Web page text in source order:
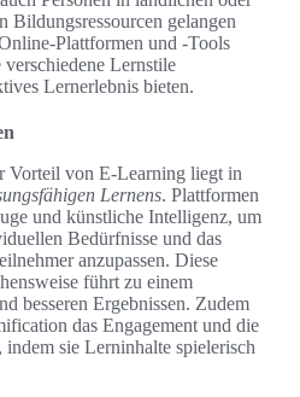
Bildungsressourcen gelangen
Plattformen und -Tools
Lernstile
Lernerlebnis bieten.
Vorteil von E-Learning liegt in
Lernens. Plattformen
und künstliche Intelligenz, um
Bedürfnisse und das
anzupassen. Diese
führt zu einem
besseren Ergebnissen. Zudem
das Engagement und die
sie Lerninhalte spielerisch